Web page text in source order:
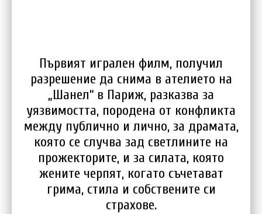
Първият игрален филм, получил
разрешение да снима в ателието на
„Шанел“ в Париж, разказва за
уязвимостта, породена от конфликта
между публично и лично, за драмата,
която се случва зад светлините на
прожекторите, и за силата, която
жените черпят, когато съчетават
грима, стила и собствените си
страхове.